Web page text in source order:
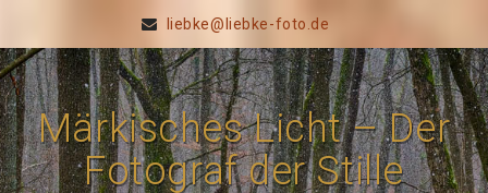
liebke@liebke-foto.de
Märkisches Licht – Der
Fotograf der Stille